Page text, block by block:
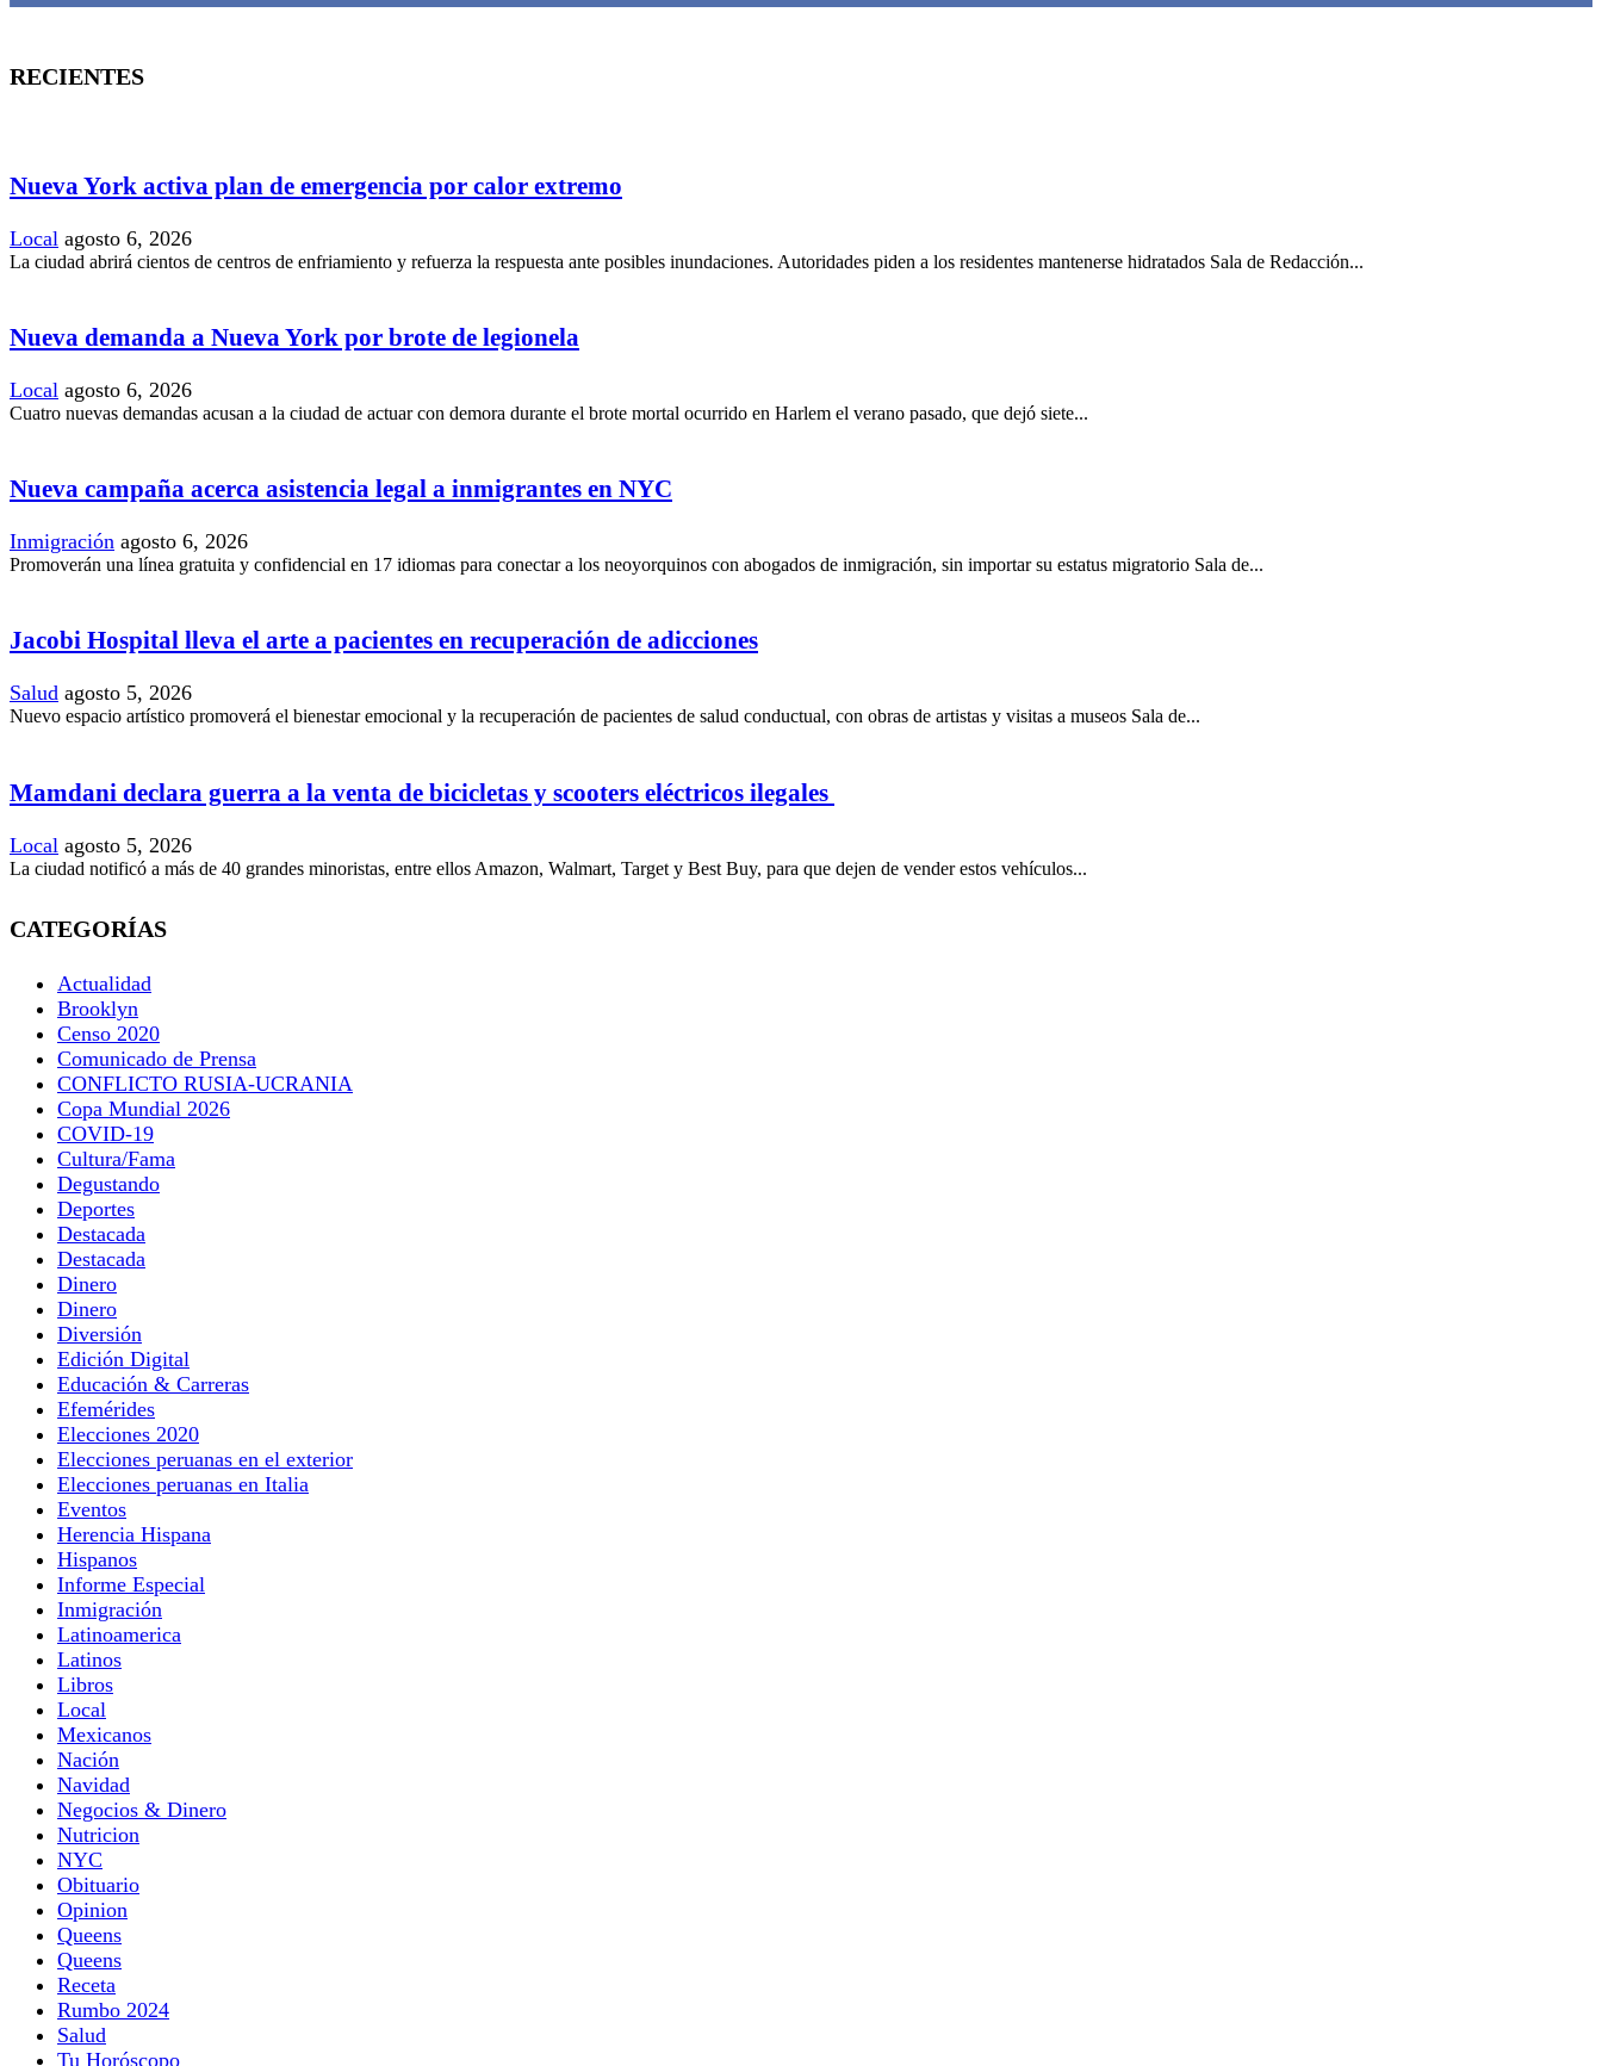
RECIENTES
Nueva York activa plan de emergencia por calor extremo
Local agosto 6, 2026
La ciudad abrirá cientos de centros de enfriamiento y refuerza la respuesta ante posibles inundaciones. Autoridades piden a los residentes mantenerse hidratados Sala de Redacción...
Nueva demanda a Nueva York por brote de legionela
Local agosto 6, 2026
Cuatro nuevas demandas acusan a la ciudad de actuar con demora durante el brote mortal ocurrido en Harlem el verano pasado, que dejó siete...
Nueva campaña acerca asistencia legal a inmigrantes en NYC
Inmigración agosto 6, 2026
Promoverán una línea gratuita y confidencial en 17 idiomas para conectar a los neoyorquinos con abogados de inmigración, sin importar su estatus migratorio Sala de...
Jacobi Hospital lleva el arte a pacientes en recuperación de adicciones
Salud agosto 5, 2026
Nuevo espacio artístico promoverá el bienestar emocional y la recuperación de pacientes de salud conductual, con obras de artistas y visitas a museos Sala de...
Mamdani declara guerra a la venta de bicicletas y scooters eléctricos ilegales
Local agosto 5, 2026
La ciudad notificó a más de 40 grandes minoristas, entre ellos Amazon, Walmart, Target y Best Buy, para que dejen de vender estos vehículos...
CATEGORÍAS
Actualidad
Brooklyn
Censo 2020
Comunicado de Prensa
CONFLICTO RUSIA-UCRANIA
Copa Mundial 2026
COVID-19
Cultura/Fama
Degustando
Deportes
Destacada
Destacada
Dinero
Dinero
Diversión
Edición Digital
Educación & Carreras
Efemérides
Elecciones 2020
Elecciones peruanas en el exterior
Elecciones peruanas en Italia
Eventos
Herencia Hispana
Hispanos
Informe Especial
Inmigración
Latinoamerica
Latinos
Libros
Local
Mexicanos
Nación
Navidad
Negocios & Dinero
Nutricion
NYC
Obituario
Opinion
Queens
Queens
Receta
Rumbo 2024
Salud
Tu Horóscopo